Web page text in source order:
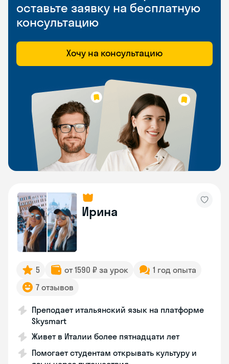
оставьте заявку на бесплатную
консультацию
Хочу на консультацию
Ирина
5 от 1590 ₽ за урок
1 год опыта
7 отзывов
Преподает итальянский язык на платформе
Skysmart
Живет в Италии более пятнадцати лет
Помогает студентам открывать культуру и